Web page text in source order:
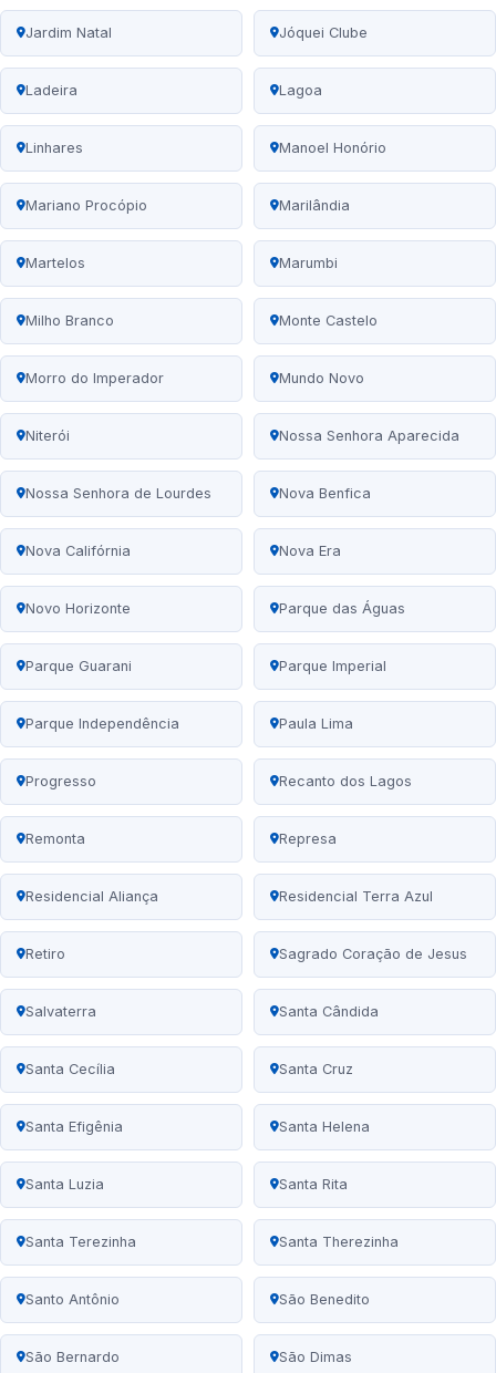
Jardim Natal Jóquei Clube
Ladeira Lagoa
Linhares Manoel Honório
Mariano Procópio Marilândia
Martelos Marumbi
Milho Branco Monte Castelo
Morro do Imperador Mundo Novo
Niterói Nossa Senhora Aparecida
Nossa Senhora de Lourdes Nova Benfica
Nova Califórnia Nova Era
Novo Horizonte Parque das Águas
Parque Guarani Parque Imperial
Parque Independência Paula Lima
Progresso Recanto dos Lagos
Remonta Represa
Residencial Aliança Residencial Terra Azul
Retiro Sagrado Coração de Jesus
Salvaterra Santa Cândida
Santa Cecília Santa Cruz
Santa Efigênia Santa Helena
Santa Luzia Santa Rita
Santa Terezinha Santa Therezinha
Santo Antônio São Benedito
São Bernardo São Dimas